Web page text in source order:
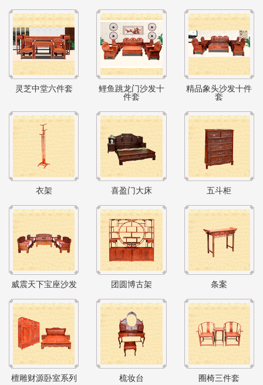
灵芝中堂六件套
鲤鱼跳龙门沙发十
件套
精品象头沙发十件
套
衣架 喜盈门大床 五斗柜
威震天下宝座沙发 团圆博古架 条案
檀雕财源卧室系列 梳妆台 圈椅三件套